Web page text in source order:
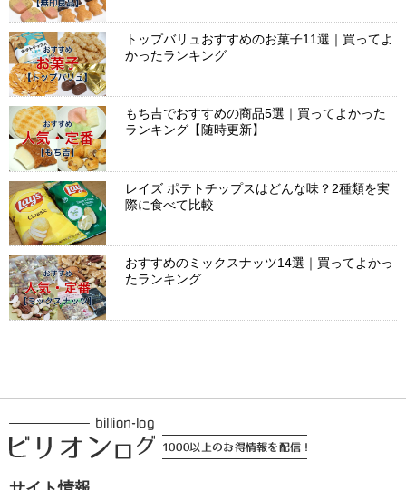
トップバリュおすすめのお菓子11選｜買ってよ
かったランキング
もち吉でおすすめの商品5選｜買ってよかった
ランキング【随時更新】
レイズ ポテトチップスはどんな味？2種類を実
際に食べて比較
おすすめのミックスナッツ14選｜買ってよかっ
たランキング